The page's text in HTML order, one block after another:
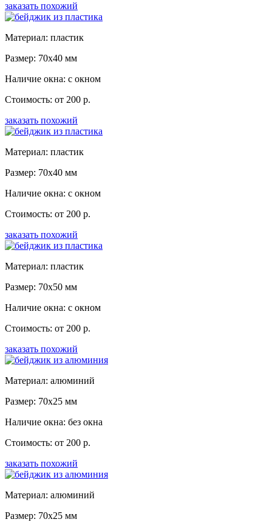
заказать похожий
Материал: пластик
Размер: 70x40 мм
Наличие окна: с окном
Стоимость: от 200 р.
заказать похожий
Материал: пластик
Размер: 70x40 мм
Наличие окна: с окном
Стоимость: от 200 р.
заказать похожий
Материал: пластик
Размер: 70x50 мм
Наличие окна: с окном
Стоимость: от 200 р.
заказать похожий
Материал: алюминий
Размер: 70x25 мм
Наличие окна: без окна
Стоимость: от 200 р.
заказать похожий
Материал: алюминий
Размер: 70x25 мм